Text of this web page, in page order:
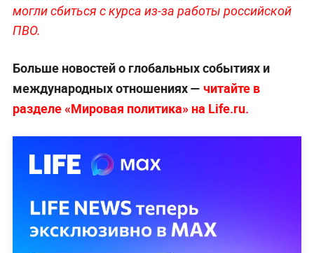
могли сбиться с курса из-за работы российской
ПВО.
Больше новостей о глобальных событиях и
международных отношениях — читайте в
разделе «Мировая политика» на Life.ru.